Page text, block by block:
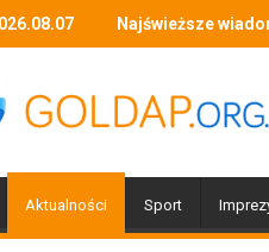
Najświeższe
mieszkańców Gołdapi i okolic
Aktualności Sport